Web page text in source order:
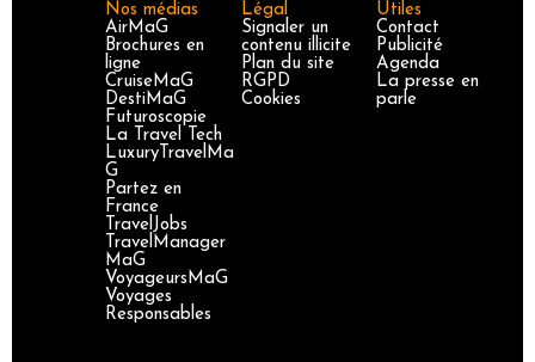
Nos médias
AirMaG
Brochures en
ligne
CruiseMaG
DestiMaG
Futuroscopie
La Travel Tech
LuxuryTravelMa
G
Partez en
France
TravelJobs
TravelManager
MaG
VoyageursMaG
Voyages
Responsables
Légal
Signaler un
contenu illicite
Plan du site
RGPD
Cookies
Utiles
Contact
Publicité
Agenda
La presse en
parle